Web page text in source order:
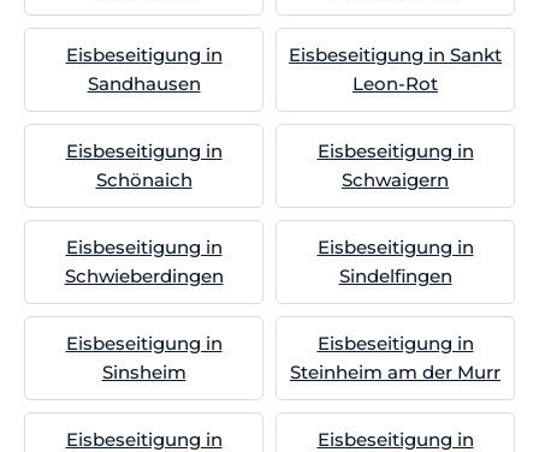
Eisbeseitigung in
Sandhausen
Eisbeseitigung in Sankt
Leon-Rot
Eisbeseitigung in
Schönaich
Eisbeseitigung in
Schwaigern
Eisbeseitigung in
Schwieberdingen
Eisbeseitigung in
Sindelfingen
Eisbeseitigung in
Sinsheim
Eisbeseitigung in
Steinheim am der Murr
Eisbeseitigung in
Eisbeseitigung in